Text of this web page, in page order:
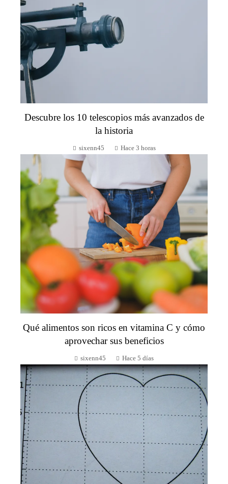
Descubre los 10 telescopios más avanzados de
la historia
sixenn45 Hace 3 horas
Qué alimentos son ricos en vitamina C y cómo
aprovechar sus beneficios
sixenn45 Hace 5 días